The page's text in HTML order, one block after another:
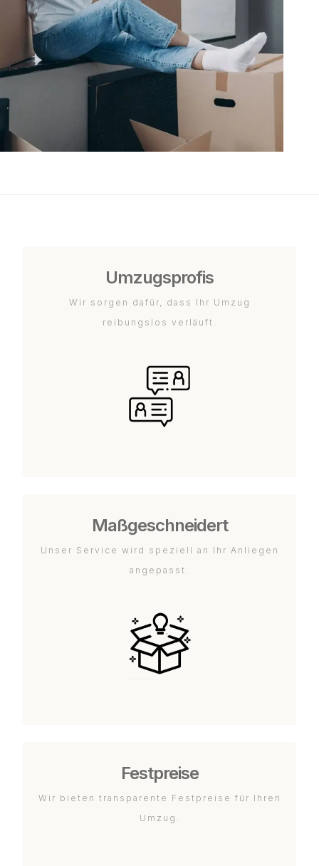
Umzugsprofis
Wir sorgen dafür, dass Ihr Umzug
reibungslos verläuft.
Maßgeschneidert
Unser Service wird speziell an Ihr Anliegen
angepasst.
Festpreise
Wir bieten transparente Festpreise für Ihren
Umzug.